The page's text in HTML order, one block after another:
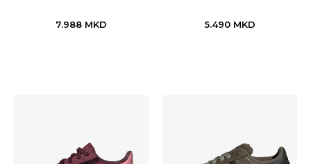
7.988 MKD 5.490 MKD